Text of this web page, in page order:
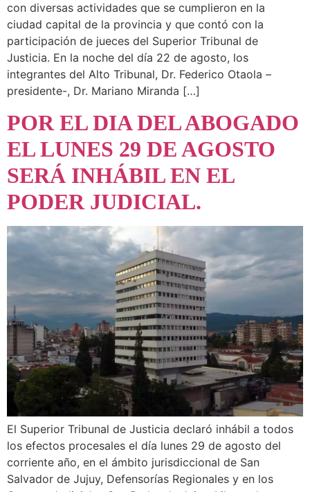
con diversas actividades que se cumplieron en la
ciudad capital de la provincia y que contó con la
participación de jueces del Superior Tribunal de
Justicia. En la noche del día 22 de agosto, los
integrantes del Alto Tribunal, Dr. Federico Otaola –
presidente-, Dr. Mariano Miranda […]
POR EL DIA DEL ABOGADO
EL LUNES 29 DE AGOSTO
SERÁ INHÁBIL EN EL
PODER JUDICIAL.
El Superior Tribunal de Justicia declaró inhábil a todos
los efectos procesales el día lunes 29 de agosto del
corriente año, en el ámbito jurisdiccional de San
Salvador de Jujuy, Defensorías Regionales y en los